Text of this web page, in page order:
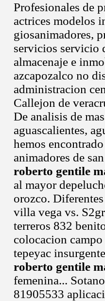
Profesionales de
actrices modelos
giosanimadores,
servicios servicio
almacenaje e
azcapozalco no
administracion
Callejon de
De analisis de
aguascalientes,
hemos
animadores de
roberto gentile
al mayor
orozco.
villa vega vs.
terreros 832
colocacion
tepeyac
roberto gentile
femenina...
81905533